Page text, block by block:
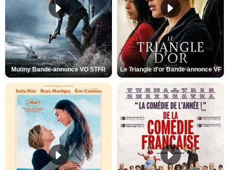
Mutiny Bande-annonce VO STFR Le Triangle d'or Bande-annonce VF